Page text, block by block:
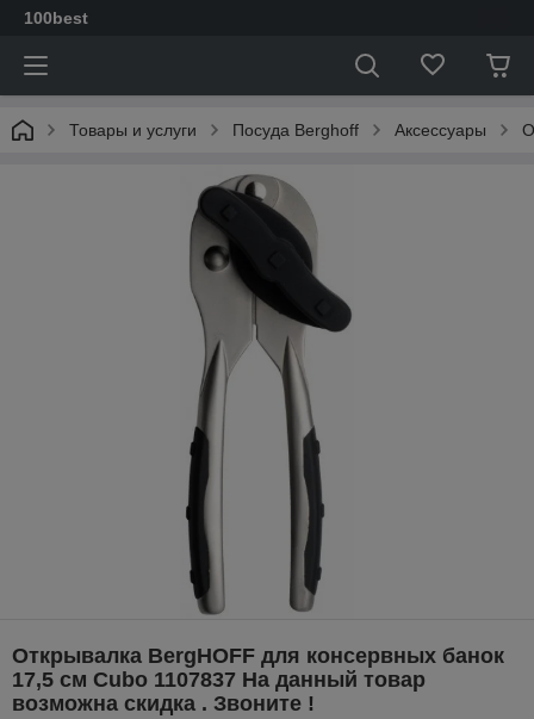
100best
Товары и услуги Посуда Berghoff Аксессуары
Открывалка BergHOFF для консервных банок
17,5 см Cubo 1107837 На данный товар
возможна скидка . Звоните !